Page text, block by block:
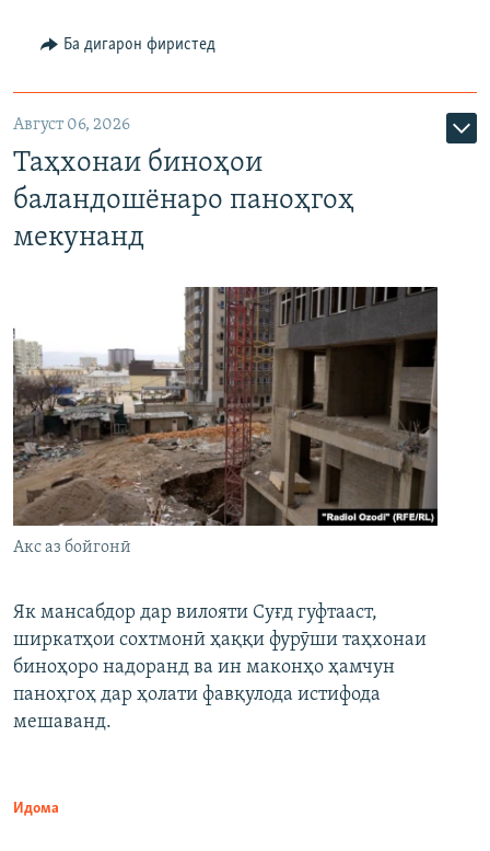
Ба дигарон фиристед
Август 06, 2026
Таҳхонаи биноҳои
баландошёнаро паноҳгоҳ
мекунанд
Акс аз бойгонӣ
Як мансабдор дар вилояти Суғд гуфтааст,
ширкатҳои сохтмонӣ ҳаққи фурӯши таҳхонаи
биноҳоро надоранд ва ин маконҳо ҳамчун
паноҳгоҳ дар ҳолати фавқулода истифода
мешаванд.
Идома